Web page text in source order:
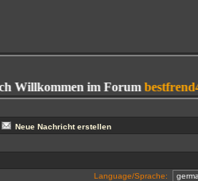
Willkommen im Forum
Neue Nachricht erstellen
Language/Sprache: